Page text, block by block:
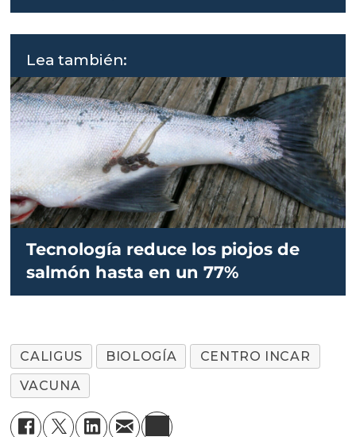
Lea también:
Tecnología reduce los piojos de
salmón hasta en un 77%
CALIGUS BIOLOGÍA
CENTRO INCAR
VACUNA